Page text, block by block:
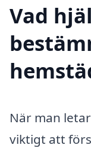
Vad
När man
viktigt att